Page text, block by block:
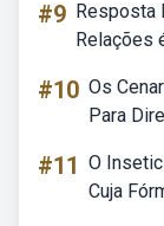
#9 Resposta
Relações
#10 Os
Para
#11 O
Cuja